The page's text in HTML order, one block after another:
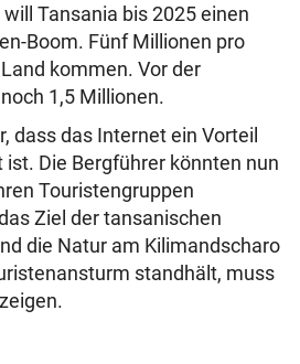
Tansania bis 2025 einen
Boom. Fünf Millionen pro
kommen. Vor der
1,5 Millionen.
dass das Internet ein Vorteil
ist. Die Bergführer könnten nun
Touristengruppen
Ziel der tansanischen
die Natur am Kilimandscharo
standhält, muss